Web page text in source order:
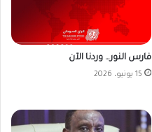
فارس النور… وردنا الآن
15 يونيو، 2026